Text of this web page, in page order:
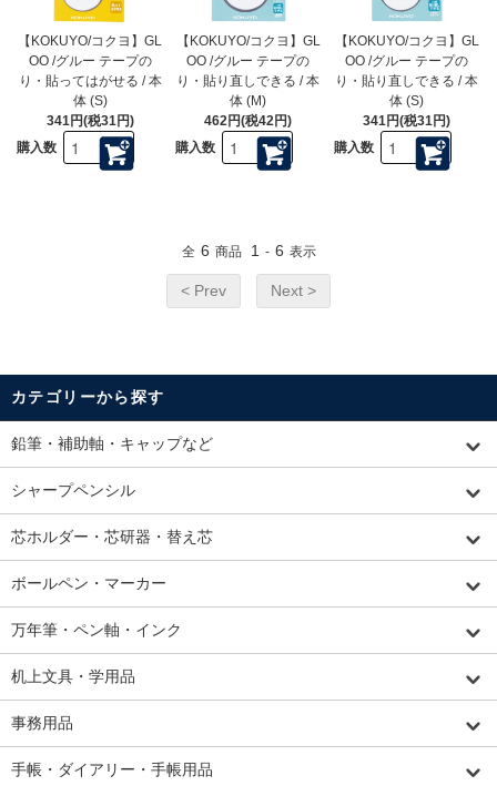
【KOKUYO/コクヨ】GL
OO /グルー テープの
り・貼ってはがせる / 本
体 (S)
341円(税31円)
購入数
【KOKUYO/コクヨ】GL
OO /グルー テープの
り・貼り直しできる / 本
体 (M)
462円(税42円)
購入数
【KOKUYO/コクヨ】GL
OO /グルー テープの
り・貼り直しできる / 本
体 (S)
341円(税31円)
購入数
全 6 商品 1 - 6 表示
< Prev Next >
カテゴリーから探す
鉛筆・補助軸・キャップなど
シャープペンシル
芯ホルダー・芯研器・替え芯
ボールペン・マーカー
万年筆・ペン軸・インク
机上文具・学用品
事務用品
手帳・ダイアリー・手帳用品